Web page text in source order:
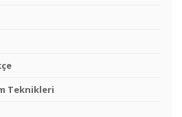
Teknikleri